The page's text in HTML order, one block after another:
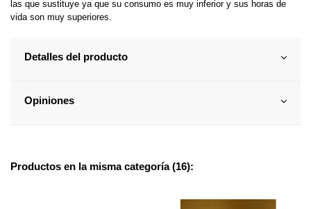
las que sustituye ya que su consumo es muy inferior y sus horas de
vida son muy superiores.
Detalles del producto
Opiniones
Productos en la misma categoría (16):